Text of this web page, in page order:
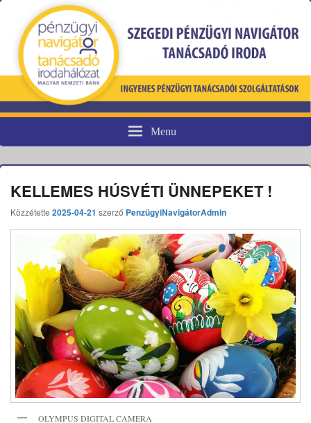
Pénzügyi fogyasztóvédelem
Menu
KELLEMES HÚSVÉTI ÜNNEPEKET !
Közzétette 2025-04-21 szerző PenzügyiNavigátorAdmin
OLYMPUS DIGITAL CAMERA